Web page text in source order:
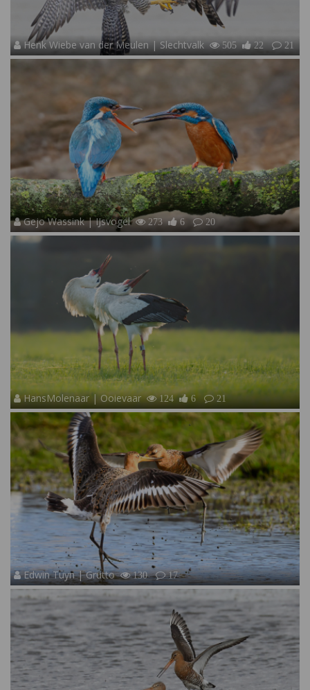
Henk Wiebe van der Meulen | Slechtvalk 505 22 21
Gejo Wassink | IJsvogel 273 6 20
HansMolenaar | Ooievaar 124 6 21
Edwin Tuyn | Grutto 130 17